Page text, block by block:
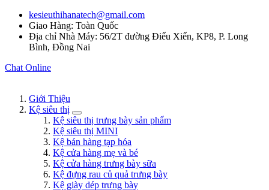
kesieuthihanatech@gmail.com
Giao Hàng: Toàn Quốc
Địa chỉ Nhà Máy: 56/2T đường Điểu Xiển, KP8, P. Long
Bình, Đồng Nai
Chat Online
Giới Thiệu
Kệ siêu thị
Kệ siêu thị trưng bày sản phẩm
Kệ siêu thị MINI
Kệ bán hàng tạp hóa
Kệ cửa hàng mẹ và bé
Kệ cửa hàng trưng bày sữa
Kệ đựng rau củ quả trưng bày
Kệ giày dép trưng bày